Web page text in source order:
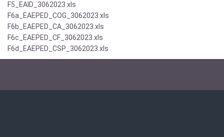
F5_EAID_3062023.xls
F6a_EAEPED_COG_3062023.xls
F6b_EAEPED_CA_3062023.xls
F6c_EAEPED_CF_3062023.xls
F6d_EAEPED_CSP_3062023.xls